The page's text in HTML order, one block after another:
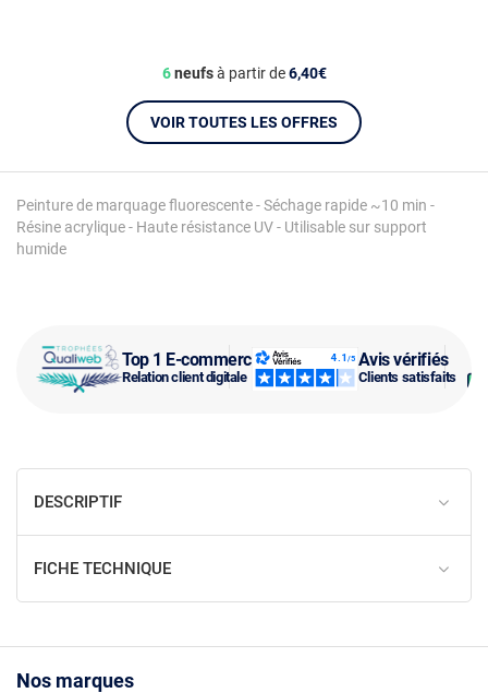
Top 1 E-commerce
Relation client digitale
Avis vérifiés
Clients satisfaits
Peinture de marquage fluorescente - Séchage rapide ~10 min -
Résine acrylique - Haute résistance UV - Utilisable sur support
humide
6neufsà partir de6,40€
VOIR TOUTES LES OFFRES
DESCRIPTIF
FICHE TECHNIQUE
Nos marques